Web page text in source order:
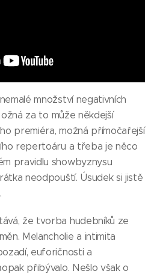
množství negativních
za to může někdejší
premiéra, možná přímočařejší
repertoáru a třeba je něco
pravidlu showbyznysu
neodpouští. Úsudek si jistě
že tvorba hudebníků ze
Melancholie a intimita
euforičnosti a
přibývalo. Nešlo však o